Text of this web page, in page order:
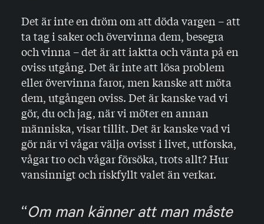
Det är inte en dröm om att döda vargen – att
ta tag i saker och övervinna dem, besegra
och vinna – det är att iaktta och vänta på en
oviss utgång. Det är inte att lösa problem
eller övervinna faror, men kanske att möta
dem, utgången oviss. Det är kanske vad vi
gör, du och jag, när vi möter en annan
människa, visar tillit. Det är kanske vad vi
gör när vi vågar välja ovisst i livet, utforska,
vågar tro och vågar försöka, trots allt? Hur
vansinnigt och riskfyllt valet än verkar.
Om man känner att man måste